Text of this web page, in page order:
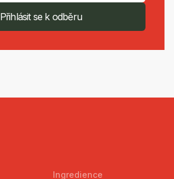
Přihlásit se k odběru
Ingredience